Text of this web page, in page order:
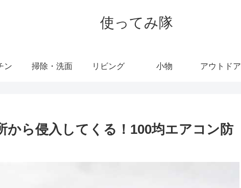
使ってみ隊
ン 掃除・洗面 リビング 小物 アウトドア
から侵入してくる！100均エアコン防